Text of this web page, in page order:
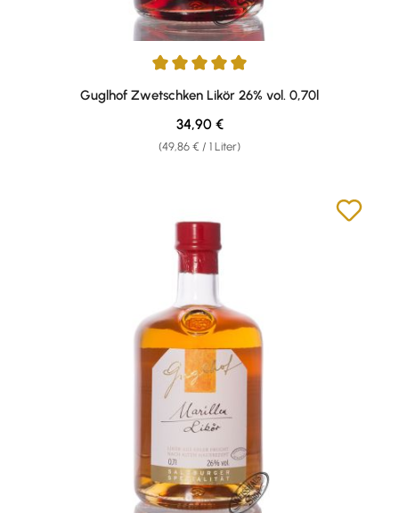
Durchschnittliche Bewertung von 5 von 5 Sternen
Guglhof Zwetschken Likör 26% vol. 0,70l
(49,86 € / 1 Liter)
Regulärer Preis:
34,90 €